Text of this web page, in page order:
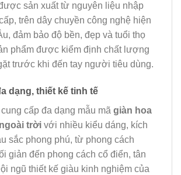
sản xuất từ nguyên liệu nhập
trên dây chuyền công nghệ hiện
đảm bảo độ bền, đẹp và tuổi thọ
phẩm được kiểm định chất lượng
trước khi đến tay người tiêu dùng.
dạng, thiết kế tinh tế
cấp đa dạng mẫu mã giàn hoa
trờivới nhiều kiểu dáng, kích
sắc phong phú, từ phong cách
giản đến phong cách cổ điển, tân
ngũ thiết kế giàu kinh nghiệm của